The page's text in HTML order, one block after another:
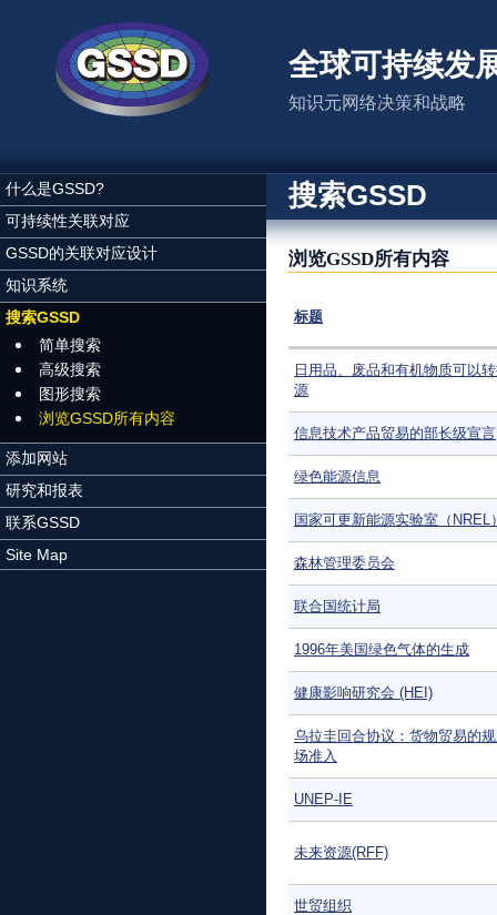
全球可持续发
知识元网络决策和战略
什么是GSSD?
可持续性关联对应
GSSD的关联对应设计
知识系统
搜索GSSD
简单搜索
高级搜索
图形搜索
浏览GSSD所有内容
添加网站
研究和报表
联系GSSD
Site Map
搜索GSSD
浏览GSSD所有内容
标题
日用品、废品和有机物质可以
源
信息技术产品贸易的部长级宣言
绿色能源信息
国家可更新能源实验室（NREL
森林管理委员会
联合国统计局
1996年美国绿色气体的生成
健康影响研究会 (HEI)
乌拉圭回合协议：货物贸易的
场准入
UNEP-IE
未来资源(RFF)
世贸组织